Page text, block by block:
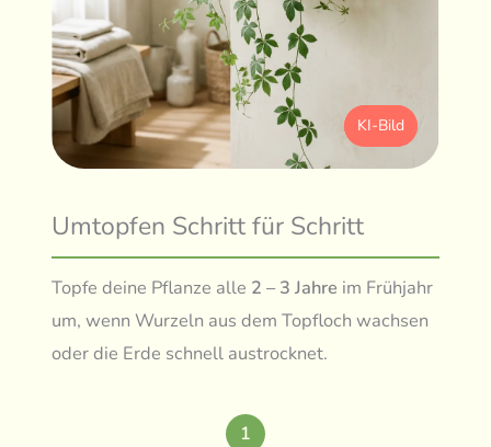
KI-Bild
Umtopfen Schritt für Schritt
Topfe deine Pflanze alle 2 – 3 Jahre im Frühjahr
um, wenn Wurzeln aus dem Topfloch wachsen
oder die Erde schnell austrocknet.
1